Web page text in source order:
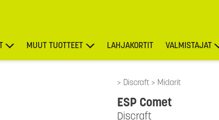
MUUT TUOTTEET LAHJAKORTIT VALMISTAJAT
Discraft Midarit
Discraft
ESP Comet